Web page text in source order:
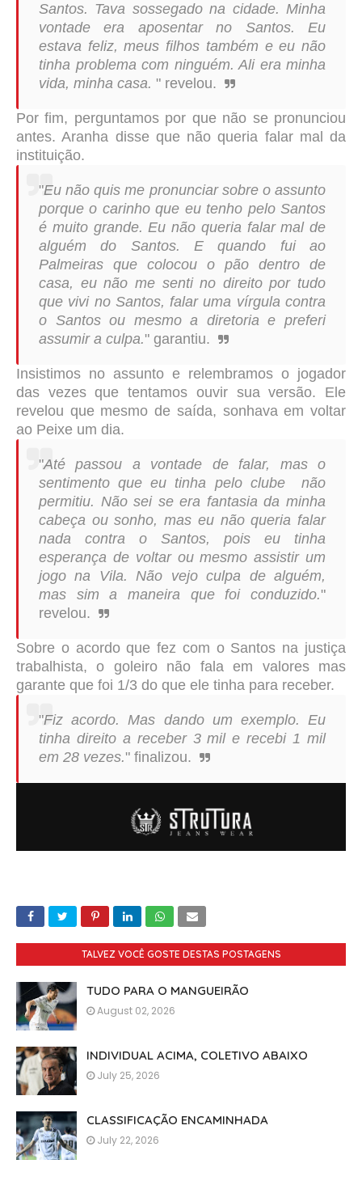
Santos. Tava sossegado na cidade. Minha
vontade era aposentar no Santos. Eu
estava feliz, meus filhos também e eu não
tinha problema com ninguém. Ali era minha
vida, minha casa. " revelou.
Por fim, perguntamos por que não se pronunciou
antes. Aranha disse que não queria falar mal da
instituição.
"Eu não quis me pronunciar sobre o assunto
porque o carinho que eu tenho pelo Santos
é muito grande. Eu não queria falar mal de
alguém do Santos. E quando fui ao
Palmeiras que colocou o pão dentro de
casa, eu não me senti no direito por tudo
que vivi no Santos, falar uma vírgula contra
o Santos ou mesmo a diretoria e preferi
assumir a culpa." garantiu.
Insistimos no assunto e relembramos o jogador
das vezes que tentamos ouvir sua versão. Ele
revelou que mesmo de saída, sonhava em voltar
ao Peixe um dia.
"Até passou a vontade de falar, mas o
sentimento que eu tinha pelo clube não
permitiu. Não sei se era fantasia da minha
cabeça ou sonho, mas eu não queria falar
nada contra o Santos, pois eu tinha
esperança de voltar ou mesmo assistir um
jogo na Vila. Não vejo culpa de alguém,
mas sim a maneira que foi conduzido."
revelou.
Sobre o acordo que fez com o Santos na justiça
trabalhista, o goleiro não fala em valores mas
garante que foi 1/3 do que ele tinha para receber.
"Fiz acordo. Mas dando um exemplo. Eu
tinha direito a receber 3 mil e recebi 1 mil
em 28 vezes." finalizou.
TALVEZ VOCÊ GOSTE DESTAS POSTAGENS
TUDO PARA O MANGUEIRÃO
August 02, 2026
INDIVIDUAL ACIMA, COLETIVO ABAIXO
July 25, 2026
CLASSIFICAÇÃO ENCAMINHADA
July 22, 2026